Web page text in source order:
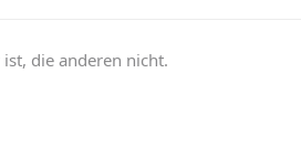
die anderen nicht.